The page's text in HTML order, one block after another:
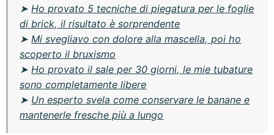
➤ Ho provato 5 tecniche di piegatura per le foglie
di brick, il risultato è sorprendente
➤ Mi svegliavo con dolore alla mascella, poi ho
scoperto il bruxismo
➤ Ho provato il sale per 30 giorni, le mie tubature
sono completamente libere
➤ Un esperto svela come conservare le banane e
mantenerle fresche più a lungo